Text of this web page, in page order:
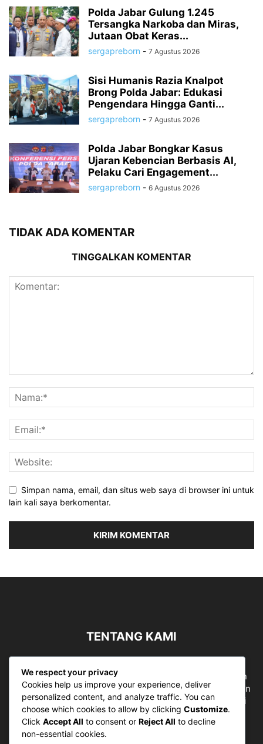
Polda Jabar Gulung 1.245
Tersangka Narkoba dan Miras,
Jutaan Obat Keras...
sergapreborn - 7 Agustus 2026
Sisi Humanis Razia Knalpot
Brong Polda Jabar: Edukasi
Pengendara Hingga Ganti...
sergapreborn - 7 Agustus 2026
Polda Jabar Bongkar Kasus
Ujaran Kebencian Berbasis AI,
Pelaku Cari Engagement...
sergapreborn - 6 Agustus 2026
TIDAK ADA KOMENTAR
TINGGALKAN KOMENTAR
Simpan nama, email, dan situs web saya di browser ini untuk
lain kali saya berkomentar.
TENTANG KAMI
bergerak di ruang jurnalistik, sebagai entitas pemberian
ruang Publik, Media merupakan literasi mutlak diperlukan
sebagai kemampuan dasar berpikir kritis untuk hidup di
abad informasi.
Hubungi kami:
We respect your privacy
Cookies help us improve your experience, deliver
personalized content, and analyze traffic. You can
choose which cookies to allow by clicking Customize.
Click Accept All to consent or Reject All to decline
non-essential cookies.